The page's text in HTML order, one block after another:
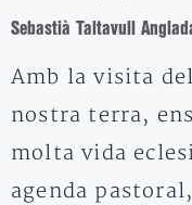
Sebastià Taltavull
Amb la visita
nostra terra,
molta vida
agenda